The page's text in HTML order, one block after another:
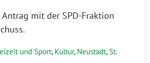
Antrag mit der SPD-Fraktion
und Sport, Kultur, Neustadt,St.